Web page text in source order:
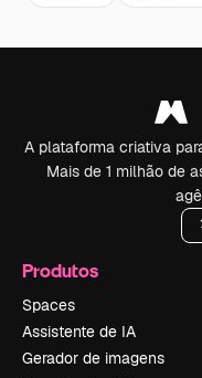
A plataforma criativa
Mais de 1 milhão de
Produtos
Spaces
Assistente de IA
Gerador de imagens